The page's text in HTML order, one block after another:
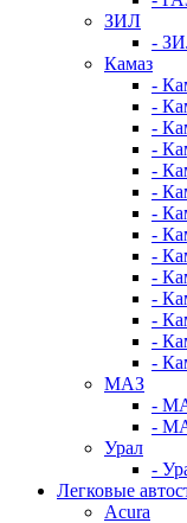
ЗИЛ
-
Камаз
-
-
-
-
-
-
-
-
-
-
-
-
-
-
МАЗ
-
-
Урал
-
Легковые
Acura